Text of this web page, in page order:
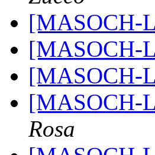
[MASOCH-
[MASOCH-
[MASOCH-
[MASOCH-
Rosa